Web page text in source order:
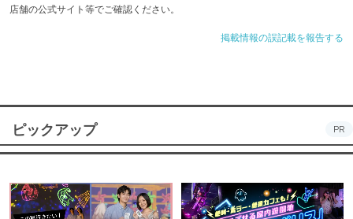
店舗の公式サイト等でご確認ください。
掲載情報の誤記載を報告する
ピックアップ PR